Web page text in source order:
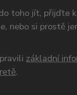
toho jít, přijďte
nebo si prostě
základní
.